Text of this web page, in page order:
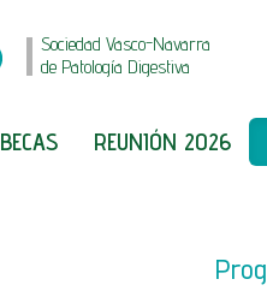
Sociedad Vasco-Navarra
de Patología Digestiva
BECAS REUNIÓN 2026